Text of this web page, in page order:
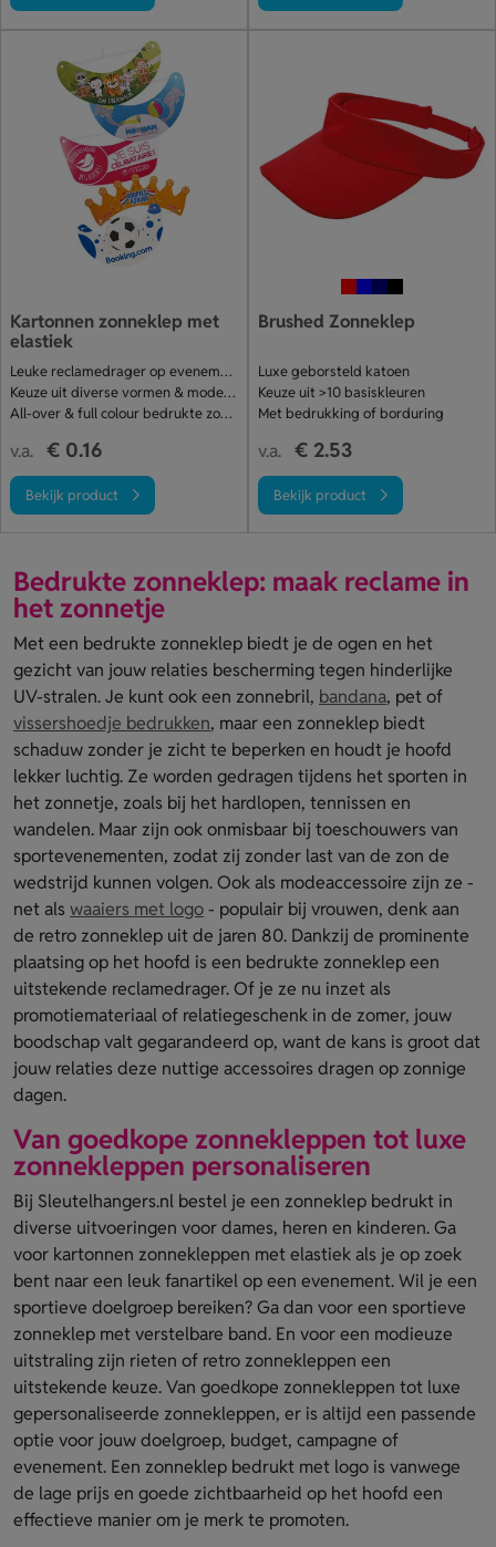
Kartonnen zonneklep met
elastiek
Leuke reclamedrager op evenementen
Keuze uit diverse vormen & modellen
All-over & full colour bedrukte zonneklep
v.a. € 0.16
Bekijk product
Brushed Zonneklep
Luxe geborsteld katoen
Keuze uit >10 basiskleuren
Met bedrukking of borduring
v.a. € 2.53
Bekijk product
Bedrukte zonneklep: maak reclame in
het zonnetje
Met een bedrukte zonneklep biedt je de ogen en het
gezicht van jouw relaties bescherming tegen hinderlijke
UV-stralen. Je kunt ook een zonnebril, bandana, pet of
vissershoedje bedrukken, maar een zonneklep biedt
schaduw zonder je zicht te beperken en houdt je hoofd
lekker luchtig. Ze worden gedragen tijdens het sporten in
het zonnetje, zoals bij het hardlopen, tennissen en
wandelen. Maar zijn ook onmisbaar bij toeschouwers van
sportevenementen, zodat zij zonder last van de zon de
wedstrijd kunnen volgen. Ook als modeaccessoire zijn ze -
net alswaaiers met logo- populair bij vrouwen, denk aan
de retro zonneklep uit de jaren 80. Dankzij de prominente
plaatsing op het hoofd is een bedrukte zonneklep een
uitstekende reclamedrager. Of je ze nu inzet als
promotiemateriaal of relatiegeschenk in de zomer, jouw
boodschap valt gegarandeerd op, want de kans is groot dat
jouw relaties deze nuttige accessoires dragen op zonnige
dagen.
Van goedkope zonnekleppen tot luxe
zonnekleppen personaliseren
Bij Sleutelhangers.nl bestel je een zonneklep bedrukt in
diverse uitvoeringen voor dames, heren en kinderen. Ga
voor kartonnen zonnekleppen met elastiek als je op zoek
bent naar een leuk fanartikel op een evenement. Wil je een
sportieve doelgroep bereiken? Ga dan voor een sportieve
zonneklep met verstelbare band. En voor een modieuze
uitstraling zijn rieten of retro zonnekleppen een
uitstekende keuze. Van goedkope zonnekleppen tot luxe
gepersonaliseerde zonnekleppen, er is altijd een passende
optie voor jouw doelgroep, budget, campagne of
evenement. Een zonneklep bedrukt met logo is vanwege
de lage prijs en goede zichtbaarheid op het hoofd een
effectieve manier om je merk te promoten.